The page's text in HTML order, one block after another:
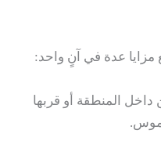
مزايا عدة في آنٍ واحد:
داخل المنطقة أو قربها